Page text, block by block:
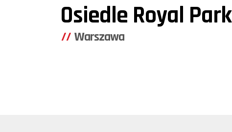
Osiedle Royal Park
Warszawa